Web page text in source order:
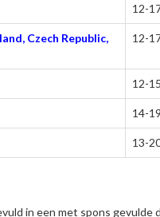
12-
Czech Republic,
12-
12-
14-
13-
in een met spons gevulde